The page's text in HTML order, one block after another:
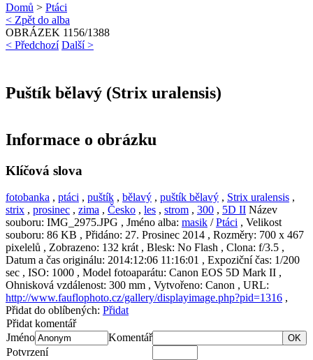
Domů > Ptáci
< Zpět do alba
OBRÁZEK 1156/1388
< Předchozí Další >
Puštík bělavý (Strix uralensis)
Informace o obrázku
Klíčová slova
fotobanka , ptáci , puštík , bělavý , puštík bělavý , Strix uralensis ,
strix , prosinec , zima , Česko , les , strom , 300 , 5D II Název
souboru: IMG_2975.JPG , Jméno alba: masik /Ptáci , Velikost
souboru: 86 KB , Přidáno: 27. Prosinec 2014 , Rozměry: 700 x 467
pixelelů , Zobrazeno: 132 krát , Blesk: No Flash , Clona: f/3.5 ,
Datum a čas originálu: 2014:12:06 11:16:01 , Expoziční čas: 1/200
sec , ISO: 1000 , Model fotoaparátu: Canon EOS 5D Mark II ,
Ohnisková vzdálenost: 300 mm , Vytvořeno: Canon , URL:
http://www.fauflophoto.cz/gallery/displayimage.php?pid=1316 ,
Přidat do oblíbených: Přidat
Přidat komentář
Jméno
Komentář OK
Potvrzení